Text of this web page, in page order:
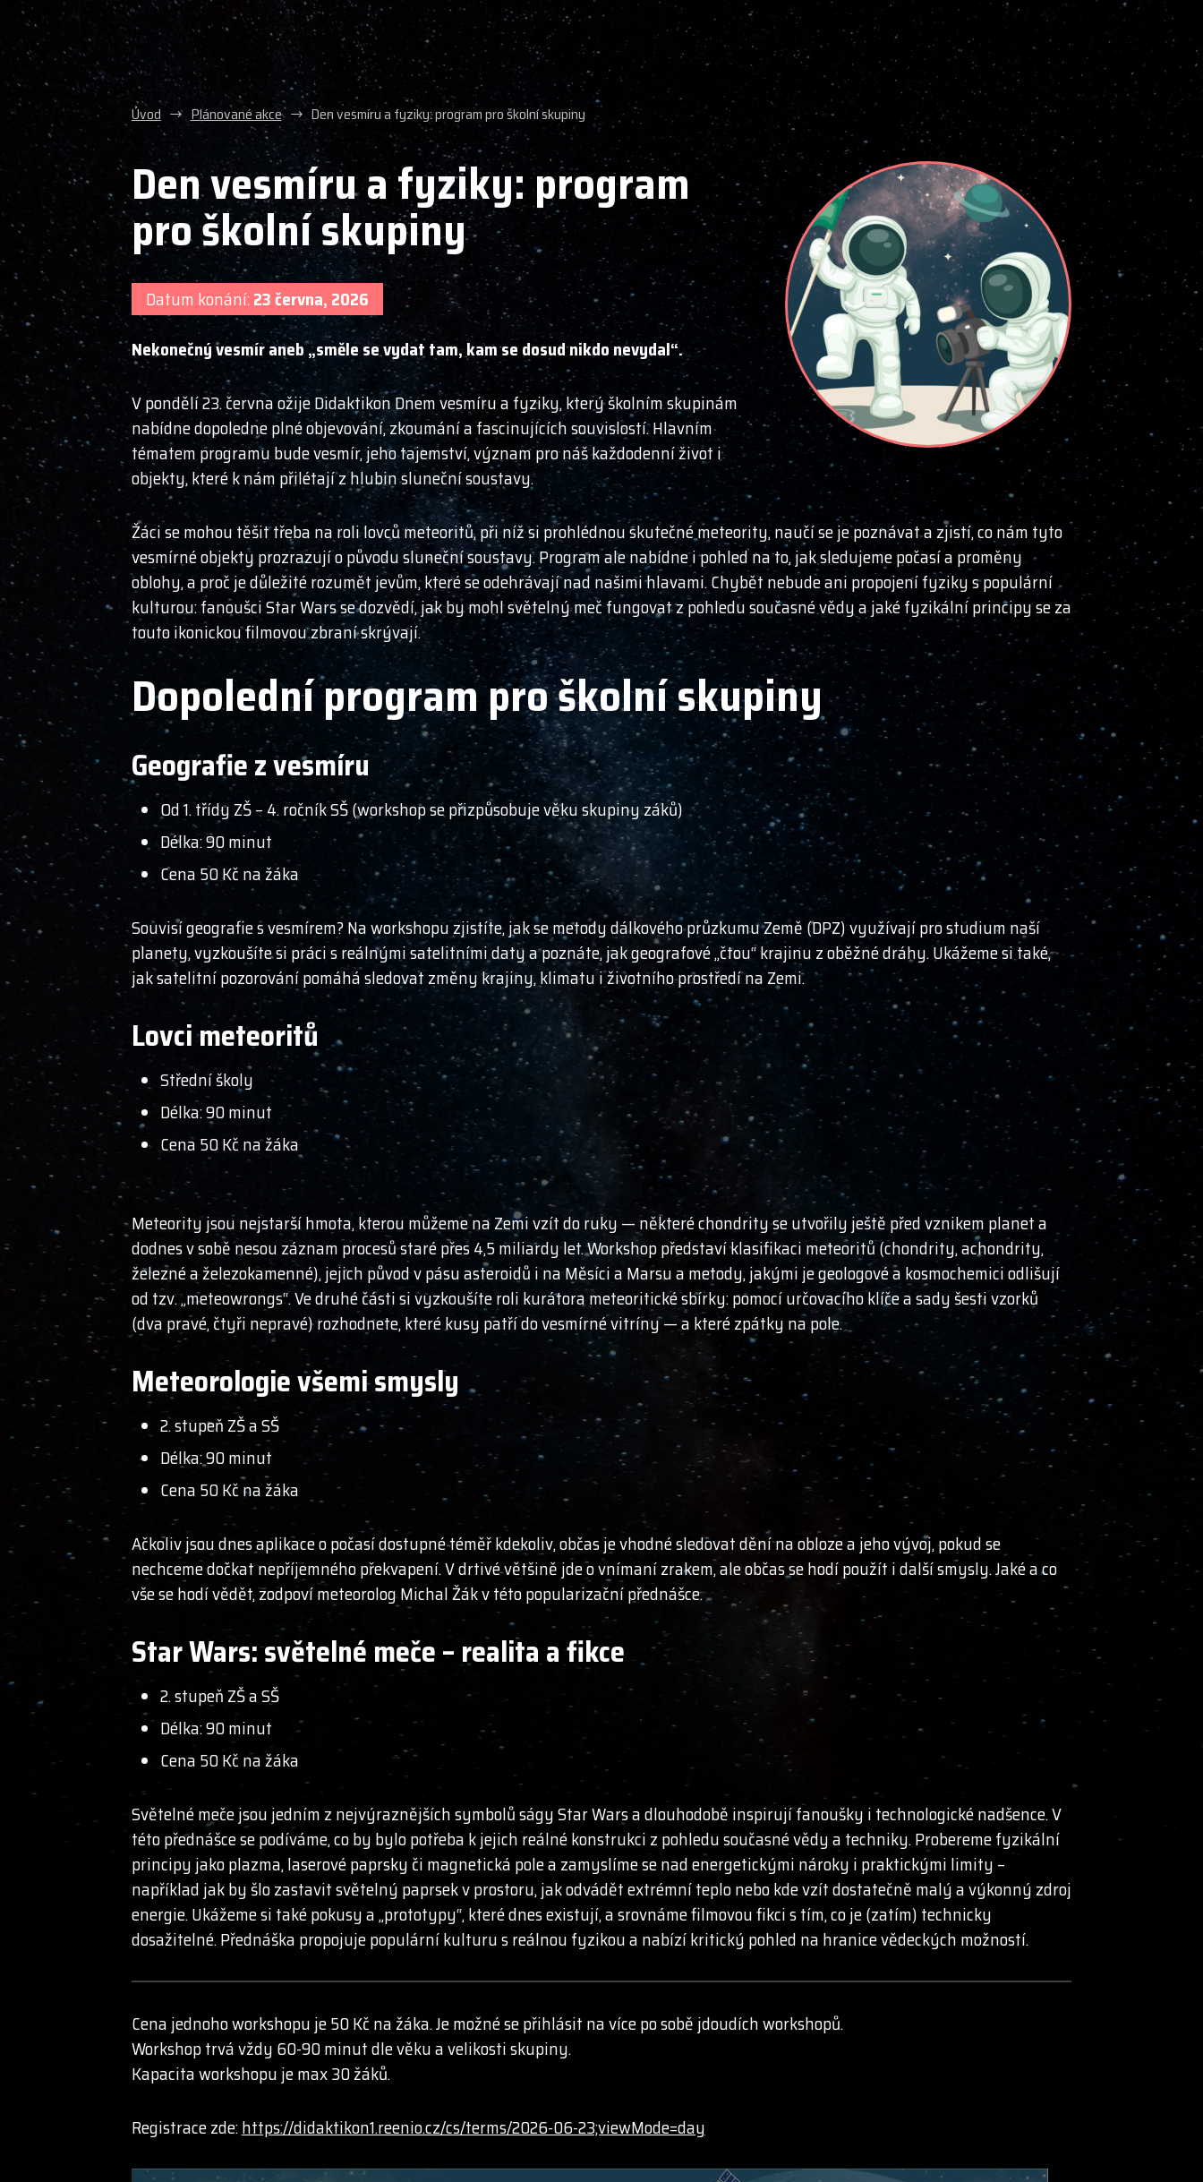
Úvod Plánované akce Den vesmíru a fyziky: program pro školní skupiny
Den vesmíru a fyziky: program
pro školní skupiny
Datum konání: 23 června, 2026
Nekonečný vesmír aneb „směle se vydat tam, kam se dosud nikdo nevydal“.
V pondělí 23. června ožije Didaktikon Dnem vesmíru a fyziky, který školním skupinám
nabídne dopoledne plné objevování, zkoumání a fascinujících souvislostí. Hlavním
tématem programu bude vesmír, jeho tajemství, význam pro náš každodenní život i
objekty, které k nám přilétají z hlubin sluneční soustavy.
Žáci se mohou těšit třeba na roli lovců meteoritů, při níž si prohlédnou skutečné meteority, naučí se je poznávat a zjistí, co nám tyto
vesmírné objekty prozrazují o původu sluneční soustavy. Program ale nabídne i pohled na to, jak sledujeme počasí a proměny
oblohy, a proč je důležité rozumět jevům, které se odehrávají nad našimi hlavami. Chybět nebude ani propojení fyziky s populární
kulturou: fanoušci Star Wars se dozvědí, jak by mohl světelný meč fungovat z pohledu současné vědy a jaké fyzikální principy se za
touto ikonickou filmovou zbraní skrývají.
Dopolední program pro školní skupiny
Geografie z vesmíru
Od 1. třídy ZŠ – 4. ročník SŠ (workshop se přizpůsobuje věku skupiny záků)
Délka: 90 minut
Cena 50 Kč na žáka
Souvisí geografie s vesmírem? Na workshopu zjistíte, jak se metody dálkového průzkumu Země (DPZ) využívají pro studium naší
planety, vyzkoušíte si práci s reálnými satelitními daty a poznáte, jak geografové „čtou“ krajinu z oběžné dráhy. Ukážeme si také,
jak satelitní pozorování pomáhá sledovat změny krajiny, klimatu i životního prostředí na Zemi.
Lovci meteoritů
Střední školy
Délka: 90 minut
Cena 50 Kč na žáka
Meteority jsou nejstarší hmota, kterou můžeme na Zemi vzít do ruky — některé chondrity se utvořily ještě před vznikem planet a
dodnes v sobě nesou záznam procesů staré přes 4,5 miliardy let. Workshop představí klasifikaci meteoritů (chondrity, achondrity,
železné a železokamenné), jejich původ v pásu asteroidů i na Měsíci a Marsu a metody, jakými je geologové a kosmochemici odlišují
od tzv. „meteowrongs“. Ve druhé části si vyzkoušíte roli kurátora meteoritické sbírky: pomocí určovacího klíče a sady šesti vzorků
(dva pravé, čtyři nepravé) rozhodnete, které kusy patří do vesmírné vitríny — a které zpátky na pole.
Meteorologie všemi smysly
2. stupeň ZŠ a SŠ
Délka: 90 minut
Cena 50 Kč na žáka
Ačkoliv jsou dnes aplikace o počasí dostupné téměř kdekoliv, občas je vhodné sledovat dění na obloze a jeho vývoj, pokud se
nechceme dočkat nepříjemného překvapení. V drtivé většině jde o vnímaní zrakem, ale občas se hodí použít i další smysly. Jaké a co
vše se hodí vědět, zodpoví meteorolog Michal Žák v této popularizační přednášce.
Star Wars: světelné meče – realita a fikce
2. stupeň ZŠ a SŠ
Délka: 90 minut
Cena 50 Kč na žáka
Světelné meče jsou jedním z nejvýraznějších symbolů ságy Star Wars a dlouhodobě inspirují fanoušky i technologické nadšence. V
této přednášce se podíváme, co by bylo potřeba k jejich reálné konstrukci z pohledu současné vědy a techniky. Probereme fyzikální
principy jako plazma, laserové paprsky či magnetická pole a zamyslíme se nad energetickými nároky i praktickými limity –
například jak by šlo zastavit světelný paprsek v prostoru, jak odvádět extrémní teplo nebo kde vzít dostatečně malý a výkonný zdroj
energie. Ukážeme si také pokusy a „prototypy“, které dnes existují, a srovnáme filmovou fikci s tím, co je (zatím) technicky
dosažitelné. Přednáška propojuje populární kulturu s reálnou fyzikou a nabízí kritický pohled na hranice vědeckých možností.
Cena jednoho workshopu je 50 Kč na žáka. Je možné se přihlásit na více po sobě jdoudích workshopů.
Workshop trvá vždy 60-90 minut dle věku a velikosti skupiny.
Kapacita workshopu je max 30 žáků.
Registrace zde:https://didaktikon1.reenio.cz/cs/terms/2026-06-23;viewMode=day